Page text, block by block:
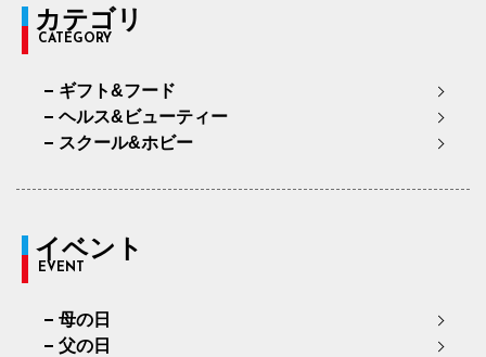
カテゴリ
CATEGORY
ギフト&フード
ヘルス&ビューティー
スクール&ホビー
イベント
EVENT
母の日
父の日